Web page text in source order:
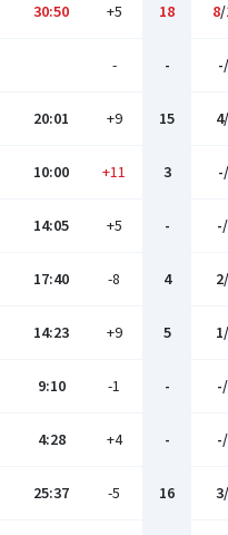
30:50 +5 18 8/
- -
20:01 +9 15
10:00 +11 3
14:05 +5 -
17:40 -8 4
14:23 +9 5
9:10 -1 -
4:28 +4 -
25:37 -5 16